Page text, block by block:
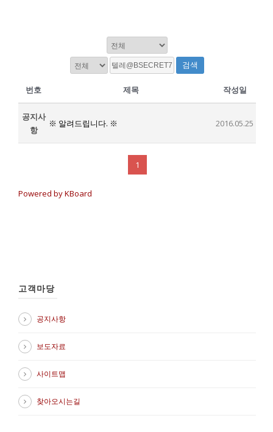
검색
번호 제목 작성일
공지사
항
※ 알려드립니다. ※ 2016.05.25
1
Powered by KBoard
고객마당
공지사항
보도자료
사이트맵
찾아오시는길